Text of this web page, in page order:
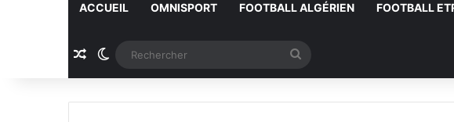
ACCUEIL OMNISPORT FOOTBALL ALGÉRIEN FOOTBALL
Article Aléatoire
Switch skin